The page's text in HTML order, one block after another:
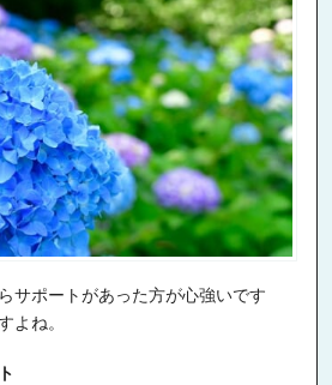
サポートがあった方が心強いです
よね。